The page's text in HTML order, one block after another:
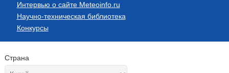
Интервью о сайте Meteoinfo.ru
Научно-техническая библиотека
Конкурсы
Страна